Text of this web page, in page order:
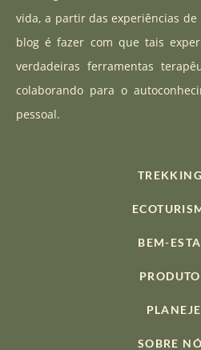
g
a
m
b
vida, a partir das experiências de
blog é fazer com que tais
verdadeiras ferramentas
colaborando para o
pessoal.
BEM-
SOBRE